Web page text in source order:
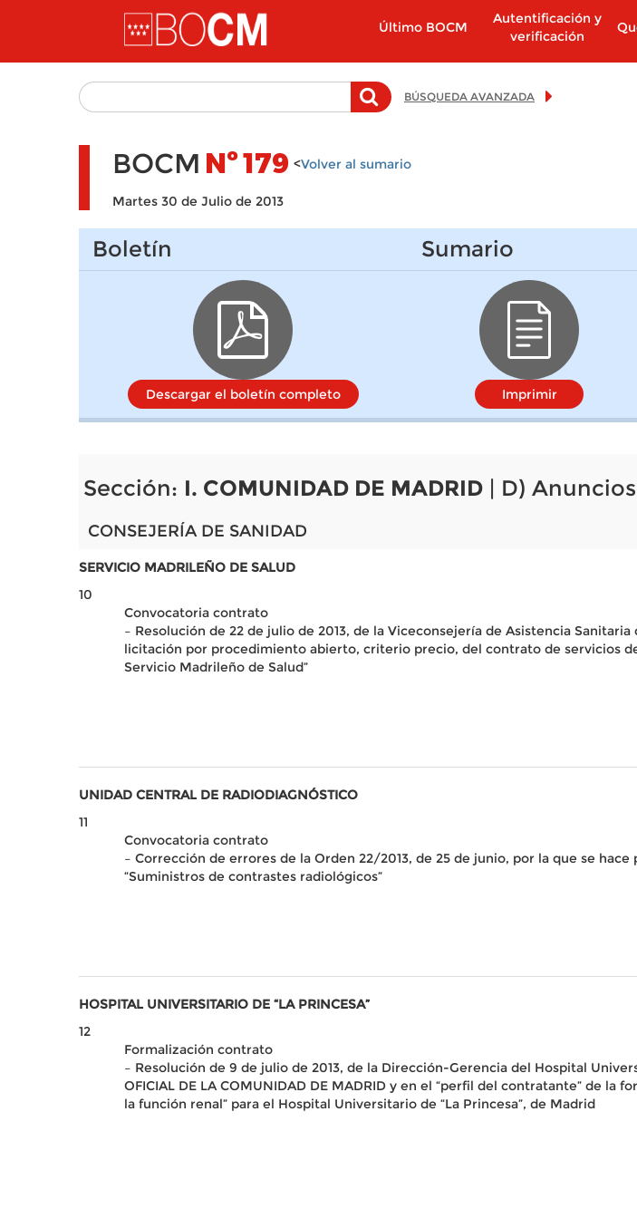
Pasar al contenido principal
Último BOCM
Autentificación y
verificación
BÚSQUEDA AVANZADA
BOCM Nº179 <Volver al sumario
Martes 30 de Julio de 2013
Boletín
Descargar el boletín completo
Sumario
Imprimir
Sección: I. COMUNIDAD DE MADRID | D) Anuncios
CONSEJERÍA DE SANIDAD
SERVICIO MADRILEÑO DE SALUD
10
Convocatoria contrato
– Resolución de 22 de julio de 2013, de la Viceconsejería de Asistencia
licitación por procedimiento abierto, criterio precio, del contrato de servicios
Servicio Madrileño de Salud”
UNIDAD CENTRAL DE RADIODIAGNÓSTICO
11
Convocatoria contrato
– Corrección de errores de la Orden 22/2013, de 25 de junio, por la que se
“Suministros de contrastes radiológicos”
HOSPITAL UNIVERSITARIO DE “LA PRINCESA”
12
Formalización contrato
– Resolución de 9 de julio de 2013, de la Dirección-Gerencia del Hospital
OFICIAL DE LA COMUNIDAD DE MADRID y en el “perfil del contratante” de
la función renal” para el Hospital Universitario de “La Princesa”, de Madrid